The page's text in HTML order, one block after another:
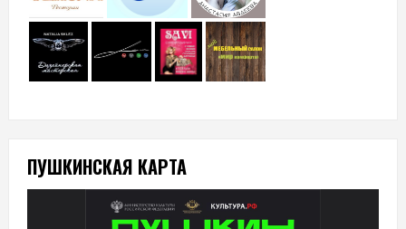
ПУШКИНСКАЯ КАРТА